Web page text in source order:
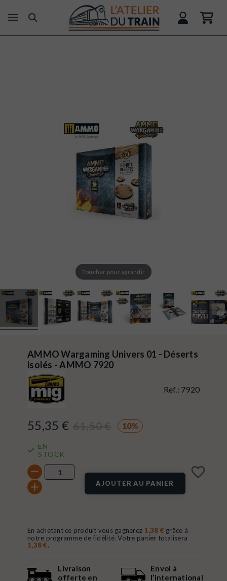
Toucher pour agrandir
AMMO Wargaming Univers 01 - Déserts
isolés - AMMO 7920
Ref.: 7920
55,35 € 61,50 € 10%
EN
STOCK
AJOUTER AU PANIER
favorite_border
En achetant ce produit vous gagnerez 1,38 € grâce à
notre programme de fidélité. Votre panier totalisera
1,38 €.
Livraison
offerte en
Envoi à
l’international